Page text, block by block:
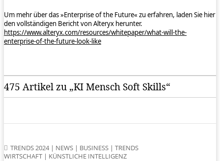
Um mehr über das »Enterprise of the Future« zu erfahren, laden Sie hier
den vollständigen Bericht von Alteryx herunter.
https://www.alteryx.com/resources/whitepaper/what-will-the-
enterprise-of-the-future-look-like
475 Artikel zu „KI Mensch Soft Skills“
TRENDS 2024| NEWS | BUSINESS | TRENDS
WIRTSCHAFT | KÜNSTLICHE INTELLIGENZ